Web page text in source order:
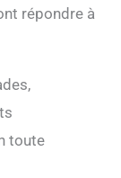
répondre à
toute